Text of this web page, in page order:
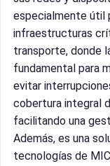
especialmente útil
infraestructuras
transporte, donde
fundamental para
evitar
cobertura integral
facilitando una
Además, es una
tecnologías de